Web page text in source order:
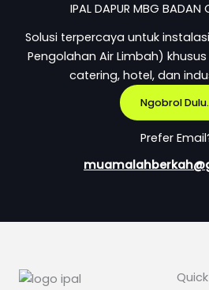
IPAL DAPUR MBG BADAN
Solusi terpercaya untuk
Pengolahan Air Limbah)
catering, hotel, dan
Ngobrol
Prefer